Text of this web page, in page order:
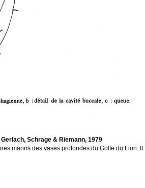
Schrage & Riemann, 1979
marins des vases profondes du Golfe du Lion. II.